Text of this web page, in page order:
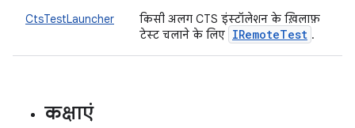
CtsTestLauncher
किसी अलग CTS इंस्टॉलेशन के ख़िलाफ़
टेस्ट चलाने के लिए IRemoteTest .
कक्षाएं